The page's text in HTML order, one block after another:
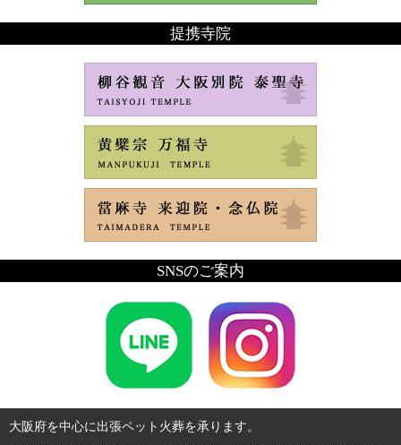
提携寺院
SNSのご案内
大阪府を中心に出張ペット火葬を承ります。